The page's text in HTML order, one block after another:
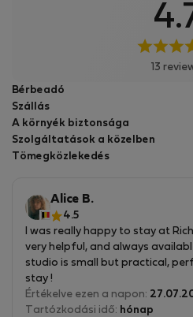
13
Bérbeadó
Szállás
A környék biztonsága
Szolgáltatások a közelben
Tömegközlekedés
Alice B.
4.5
I was really happy to stay at
very helpful, and always
studio is small but practical,
stay !
Értékelve ezen a napon:
Tartózkodási idő: hónap